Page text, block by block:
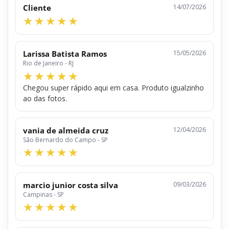
Cliente 14/07/2026
Larissa Batista Ramos
Rio de Janeiro - RJ
15/05/2026
Chegou super rápido aqui em casa. Produto igualzinho
ao das fotos.
vania de almeida cruz
São Bernardo do Campo - SP
12/04/2026
marcio junior costa silva
Campinas - SP
09/03/2026